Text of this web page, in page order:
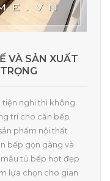
VÀ SẢN XUẤT
nghi thì không
trí cho căn bếp
phẩm nội thất
bếp gọn gàng và
mẫu tủ bếp hot đẹp
lựa chọn cho gian